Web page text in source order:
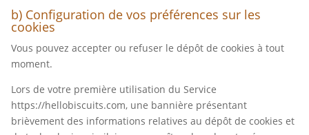
b) Configuration de vos préférences sur les
cookies
Vous pouvez accepter ou refuser le dépôt de cookies à tout
moment.
Lors de votre première utilisation du Service
https://hellobiscuits.com, une bannière présentant
brièvement des informations relatives au dépôt de cookies et